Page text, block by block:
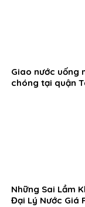
Giao nước uống
chóng tại quận
Những Sai Lầm
Đại Lý Nước Giá